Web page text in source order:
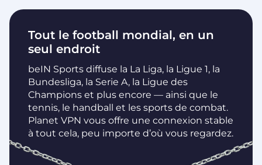
Tout le football mondial, en un
seul endroit
beIN Sports diffuse la La Liga, la Ligue 1, la
Bundesliga, la Serie A, la Ligue des
Champions et plus encore — ainsi que le
tennis, le handball et les sports de combat.
Planet VPN vous offre une connexion stable
à tout cela, peu importe d’où vous regardez.